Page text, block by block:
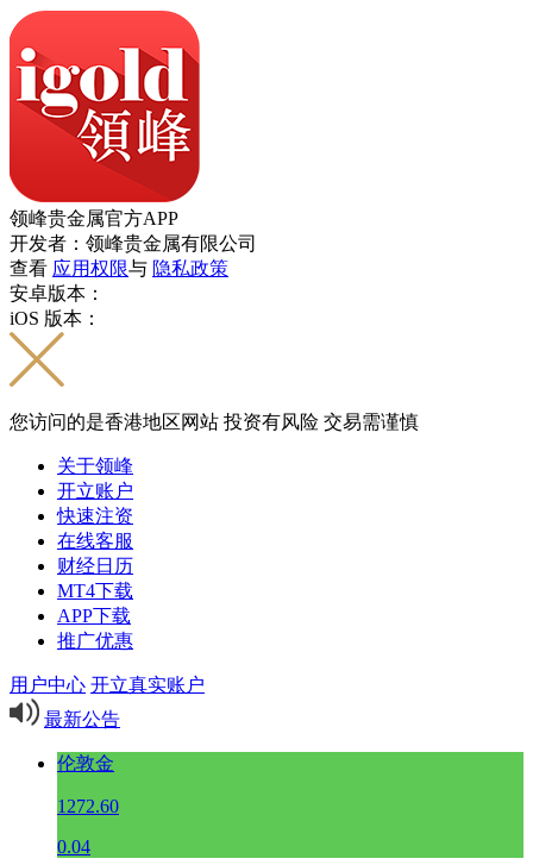
领峰贵金属官方APP
开发者：领峰贵金属有限公司
查看 应用权限与 隐私政策
安卓版本：
iOS 版本：
您访问的是香港地区网站 投资有风险 交易需谨慎
关于领峰
开立账户
快速注资
在线客服
财经日历
MT4下载
APP下载
推广优惠
用户中心 开立真实账户
最新公告
伦敦金
1272.60
0.04